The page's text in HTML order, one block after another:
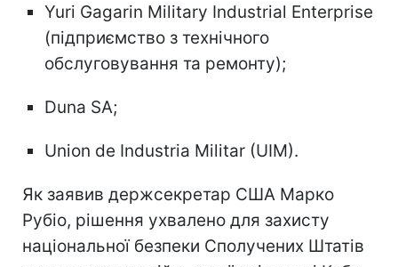
Yuri Gagarin Military Industrial Enterprise
(підприємство з технічного
обслуговування та ремонту);
Duna SA;
Union de Industria Militar (UIM).
Як заявив держсекретар США Марко
Рубіо, рішення ухвалено для захисту
національної безпеки Сполучених Штатів